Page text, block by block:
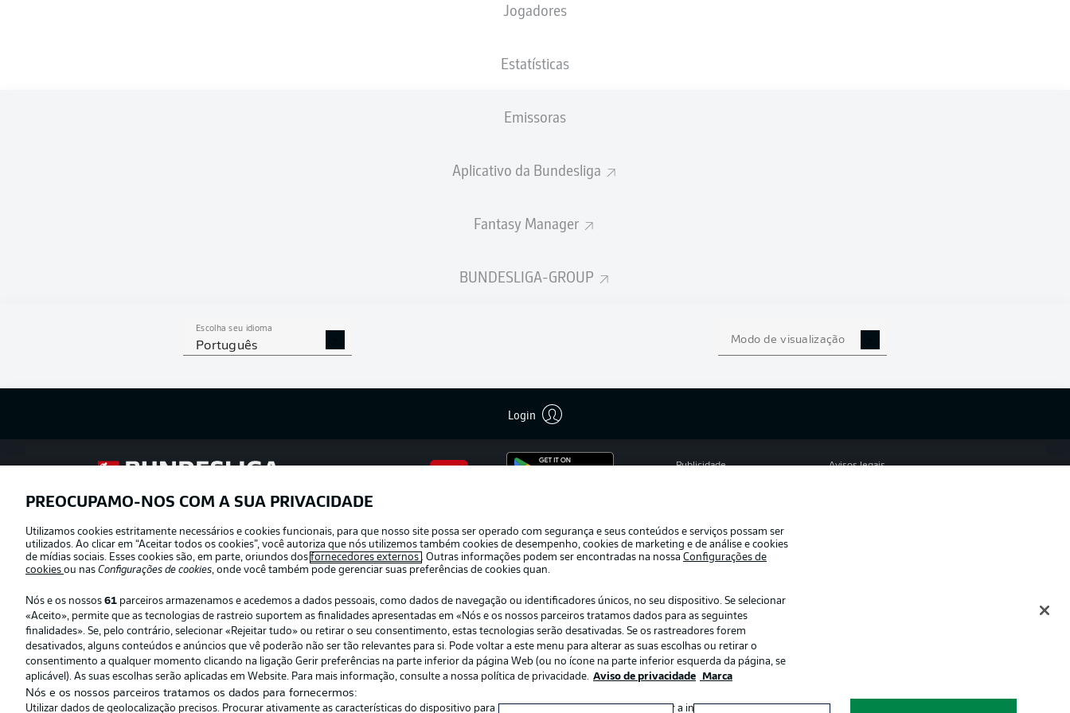
Jogadores
Estatísticas
Emissoras
Aplicativo da Bundesliga
Fantasy Manager
BUNDESLIGA-GROUP
Escolha seu idioma
Português Modo de visualização
Login
Publicidade
Football as it’s meant to be
Oferecido por
Publicidade Avisos legais
Trabalhe conosco
Escolha seu idioma
PREOCUPAMO-NOS COM A SUA PRIVACIDADE
Utilizamos cookies estritamente necessários e cookies funcionais, para que nosso site possa ser operado com segurança e seus conteúdos e serviços possam ser
utilizados. Ao clicar em “Aceitar todos os cookies”, você autoriza que nós utilizemos também cookies de desempenho, cookies de marketing e de análise e cookies
de mídias sociais. Esses cookies são, em parte, oriundos dos fornecedores externos . Outras informações podem ser encontradas na nossa Configurações de
cookies ou nas Configurações de cookies, onde você também pode gerenciar suas preferências de cookies quan.
Nós e os nossos 61 parceiros armazenamos e acedemos a dados pessoais, como dados de navegação ou identificadores únicos, no seu dispositivo. Se selecionar
«Aceito», permite que as tecnologias de rastreio suportem as finalidades apresentadas em «Nós e os nossos parceiros tratamos dados para as seguintes
finalidades». Se, pelo contrário, selecionar «Rejeitar tudo» ou retirar o seu consentimento, estas tecnologias serão desativadas. Se os rastreadores forem
desativados, alguns conteúdos e anúncios que vê poderão não ser tão relevantes para si. Pode voltar a este menu para alterar as suas escolhas ou retirar o
consentimento a qualquer momento clicando na ligação Gerir preferências na parte inferior da página Web (ou no ícone na parte inferior esquerda da página, se
aplicável). As suas escolhas serão aplicadas em Website. Para mais informação, consulte a nossa política de privacidade. Aviso de privacidade Marca
Nós e os nossos parceiros tratamos os dados para fornecermos:
Utilizar dados de geolocalização precisos. Procurar ativamente as características do dispositivo para identificação. Armazenar e/ou aceder a informações num